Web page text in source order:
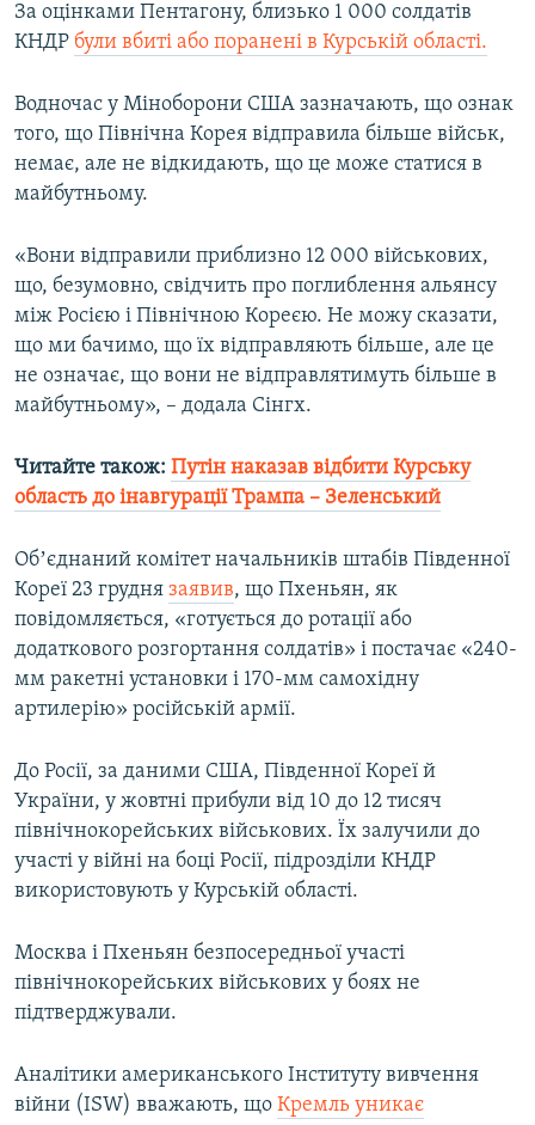
За оцінками Пентагону, близько 1 000 солдатів
КНДР були вбиті або поранені в Курській області.
Водночас у Міноборони США зазначають, що ознак
того, що Північна Корея відправила більше військ,
немає, але не відкидають, що це може статися в
майбутньому.
«Вони відправили приблизно 12 000 військових,
що, безумовно, свідчить про поглиблення альянсу
між Росією і Північною Кореєю. Не можу сказати,
що ми бачимо, що їх відправляють більше, але це
не означає, що вони не відправлятимуть більше в
майбутньому», – додала Сінгх.
Читайте також: Путін наказав відбити Курську
область до інавгурації Трампа – Зеленський
Обʼєднаний комітет начальників штабів Південної
Кореї 23 грудня заявив, що Пхеньян, як
повідомляється, «готується до ротації або
додаткового розгортання солдатів» і постачає «240-
мм ракетні установки і 170-мм самохідну
артилерію» російській армії.
До Росії, за даними США, Південної Кореї й
України, у жовтні прибули від 10 до 12 тисяч
північнокорейських військових. Їх залучили до
участі у війні на боці Росії, підрозділи КНДР
використовують у Курській області.
Москва і Пхеньян безпосередньої участі
північнокорейських військових у боях не
підтверджували.
Аналітики американського Інституту вивчення
війни (ISW) вважають, що Кремль уникає